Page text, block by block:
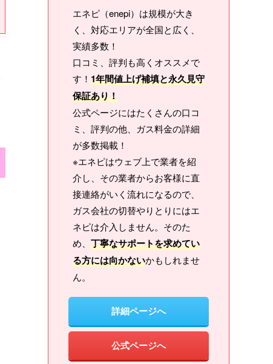
エネピ（enepi）は規模が大き
く、対応エリアが全国と広く、
実績多数！
口コミ、評判も高くオススメで
す！ 1年間値上げ補填と永久見守
保証あり！
公式ページにはたくさんの口コ
ミ、評判の他、ガス料金の詳細
が多数掲載！
※エネピはウェブ上で業者を紹
介し、その業者からお客様に直
接連絡がいく流れになるので、
ガス会社の切替やりとりにはエ
ネピは介入しません。そのた
め、 丁寧なサポートを求めてい
る方には向かないかもしれませ
ん。
詳細ページへ
公式ページへ